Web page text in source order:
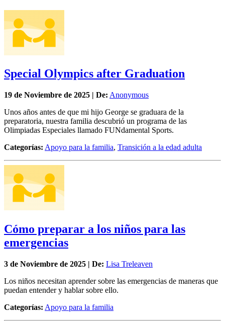
Special Olympics after Graduation
19 de Noviembre de 2025 | De: Anonymous
Unos años antes de que mi hijo George se graduara de la
preparatoria, nuestra familia descubrió un programa de las
Olimpiadas Especiales llamado FUNdamental Sports.
Categorías: Apoyo para la familia, Transición a la edad adulta
Cómo preparar a los niños para las
emergencias
3 de Noviembre de 2025 | De: Lisa Treleaven
Los niños necesitan aprender sobre las emergencias de maneras que
puedan entender y hablar sobre ello.
Categorías: Apoyo para la familia